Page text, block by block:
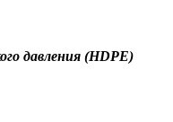
давления (HDPE)